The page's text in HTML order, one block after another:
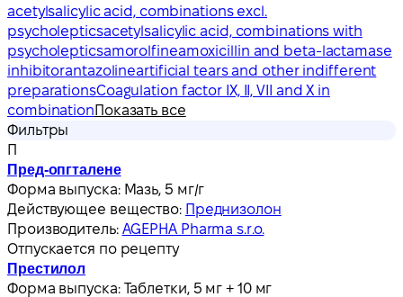
acetylsalicylic acid, combinations excl.
psycholepticsacetylsalicylic acid, combinations with
psycholepticsamorolfineamoxicillin and beta-lactamase
inhibitorantazolineartificial tears and other indifferent
preparationsCoagulation factor IX, II, VII and X in
combinationПоказать все
Фильтры
П
Пред-опгталене
Форма выпуска: Мазь, 5 мг/г
Действующее вещество: Преднизолон
Производитель: AGEPHA Pharma s.r.o.
Отпускается по рецепту
Престилол
Форма выпуска: Таблетки, 5 мг + 10 мг